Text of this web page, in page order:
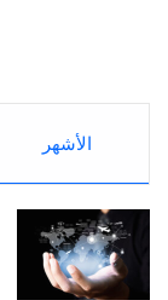
الأشهر